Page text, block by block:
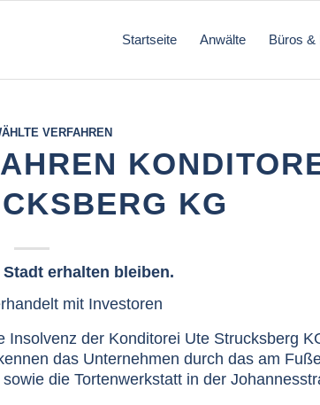
Startseite Anwälte Büros &
VERFAHREN
KG
erhalten bleiben.
mit Investoren
Insolvenz der Konditorei Ute Strucksberg
das Unternehmen durch das am
die Tortenwerkstatt in der